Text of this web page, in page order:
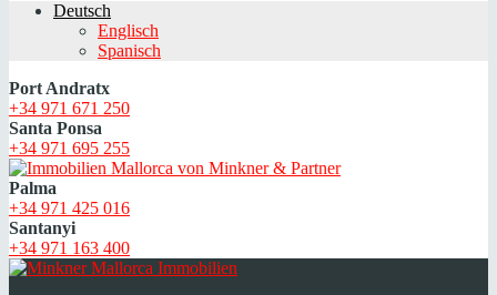
Deutsch
Englisch
Spanisch
Port Andratx
+34 971 671 250
Santa Ponsa
+34 971 695 255
Palma
+34 971 425 016
Santanyi
+34 971 163 400